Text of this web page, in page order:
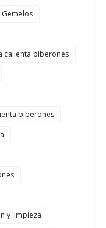
calienta biberones
biberones
y limpieza